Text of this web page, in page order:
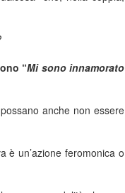
“Mi sono innamorato
anche non essere
è un’azione feromonica o